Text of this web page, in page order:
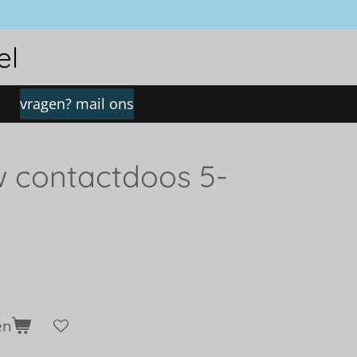
vragen? mail ons
contactdoos 5-